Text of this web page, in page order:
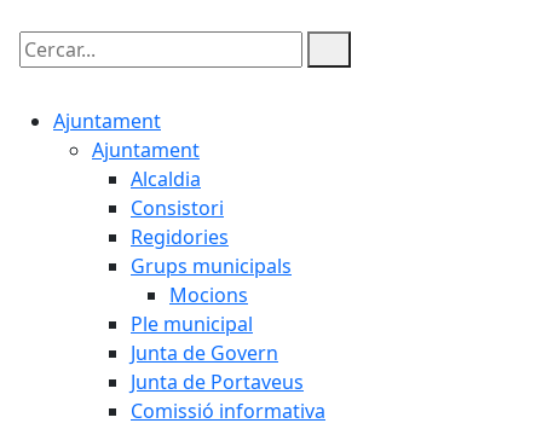
Cercar:
Ajuntament
Ajuntament
Alcaldia
Consistori
Regidories
Grups municipals
Mocions
Ple municipal
Junta de Govern
Junta de Portaveus
Comissió informativa